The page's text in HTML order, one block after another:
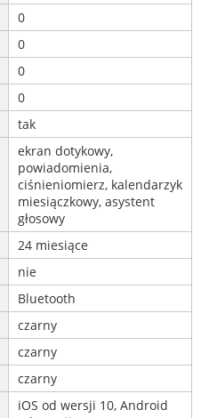
0
0
0
0
tak
ekran dotykowy,
powiadomienia,
ciśnieniomierz, kalendarzyk
miesiączkowy, asystent
głosowy
24 miesiące
nie
Bluetooth
czarny
czarny
czarny
iOS od wersji 10, Android